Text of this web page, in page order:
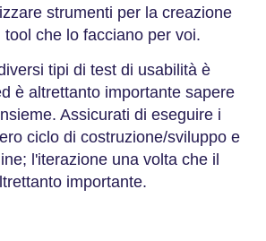
strumenti per la creazione
che lo facciano per voi.
tipi di test di usabilità è
è altrettanto importante sapere
Assicurati di eseguire i
ciclo di costruzione/sviluppo e
l'iterazione una volta che il
importante.